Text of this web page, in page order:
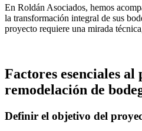
En Roldán Asociados, hemos
la transformación integral de sus
proyecto requiere una mirada
Factores esenciales al
remodelación de
Definir el objetivo del